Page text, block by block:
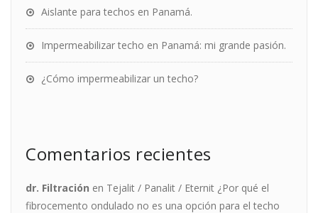
Aislante para techos en Panamá.
Impermeabilizar techo en Panamá: mi grande pasión.
¿Cómo impermeabilizar un techo?
Comentarios recientes
dr. Filtración en Tejalit / Panalit / Eternit ¿Por qué el
fibrocemento ondulado no es una opción para el techo